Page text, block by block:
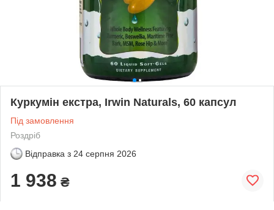
Куркумін екстра, Irwin Naturals, 60 капсул
Під замовлення
Роздріб
Відправка з 24 серпня 2026
1 938 ₴